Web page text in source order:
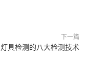
下一篇
灯具检测的八大检测技术